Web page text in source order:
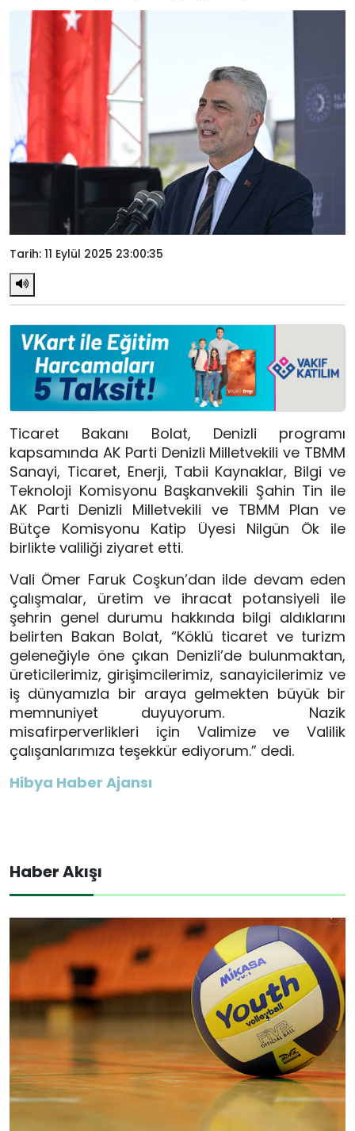
Tarih: 11 Eylül 2025 23:00:35
Ticaret Bakanı Bolat, Denizli programı
kapsamında AK Parti Denizli Milletvekili ve TBMM
Sanayi, Ticaret, Enerji, Tabii Kaynaklar, Bilgi ve
Teknoloji Komisyonu Başkanvekili Şahin Tin ile
AK Parti Denizli Milletvekili ve TBMM Plan ve
Bütçe Komisyonu Katip Üyesi Nilgün Ök ile
birlikte valiliği ziyaret etti.
Vali Ömer Faruk Coşkun’dan ilde devam eden
çalışmalar, üretim ve ihracat potansiyeli ile
şehrin genel durumu hakkında bilgi aldıklarını
belirten Bakan Bolat, “Köklü ticaret ve turizm
geleneğiyle öne çıkan Denizli’de bulunmaktan,
üreticilerimiz, girişimcilerimiz, sanayicilerimiz ve
iş dünyamızla bir araya gelmekten büyük bir
memnuniyet duyuyorum. Nazik
misafirperverlikleri için Valimize ve Valilik
çalışanlarımıza teşekkür ediyorum.” dedi.
Hibya Haber Ajansı
Haber Akışı